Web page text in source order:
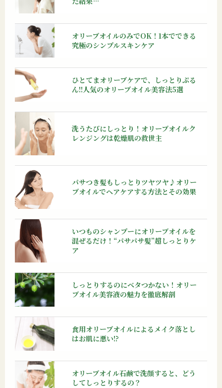
オリーブオイルのみでOK！1本でできる
究極のシンプルスキンケア
ひとてまオリーブケアで、しっとりぷる
ん!!人気のオリーブオイル美容法5選
洗うたびにしっとり！オリーブオイルク
レンジングは乾燥肌の救世主
パサつき髪もしっとりツヤツヤ♪オリー
ブオイルでヘアケアする方法とその効果
いつものシャンプーにオリーブオイルを
混ぜるだけ！“パサパサ髪”超しっとりケ
ア
しっとりするのにベタつかない！オリー
ブオイル美容液の魅力を徹底解剖
食用オリーブオイルによるメイク落とし
はお肌に悪い!?
オリーブオイル石鹸で洗顔すると、どう
してしっとりするの？